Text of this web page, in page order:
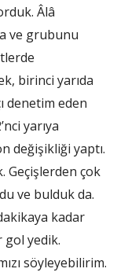
Âlâ
ve grubunu
birinci yarıda
denetim eden
yarıya
değişikliği yaptı.
Geçişlerden çok
ve bulduk da.
kadar
gol yedik.
söyleyebilirim.